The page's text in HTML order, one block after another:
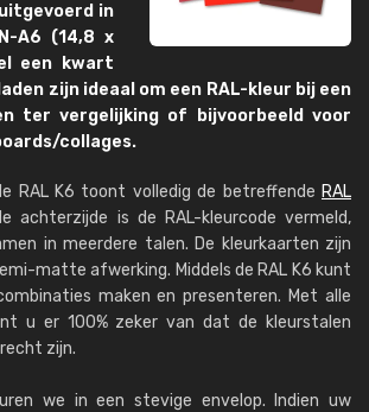
in
A6 (14,8 x
een kwart
zijn ideaal om een RAL-kleur bij een
ter vergelijking of bijvoorbeeld voor
collages.
RAL K6 toont volledig de betreffende RAL
achterzijde is de RAL-kleurcode vermeld,
in meerdere talen. De kleurkaarten zijn
matte afwerking. Middels de RAL K6 kunt
maken en presenteren. Met alle
u er 100% zeker van dat de kleurstalen
zijn.
we in een stevige envelop. Indien uw